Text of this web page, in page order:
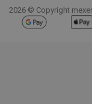
2026 © Copyright